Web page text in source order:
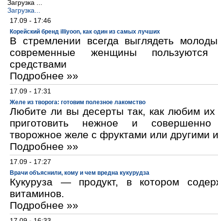
Загрузка ...
Загрузка...
17.09 - 17:46
Корейский бренд illiyoon, как один из самых лучших
В стремлении всегда выглядеть
современные женщины пользуются
средствами
Подробнее »»
17.09 - 17:31
Желе из творога: готовим полезное лакомство
Любите ли вы десерты так, как любим
приготовить нежное и
творожное желе с фруктами или другими
Подробнее »»
17.09 - 17:27
Врачи объяснили, кому и чем вредна кукурудза
Кукуруза — продукт, в котором
витаминов.
Подробнее »»